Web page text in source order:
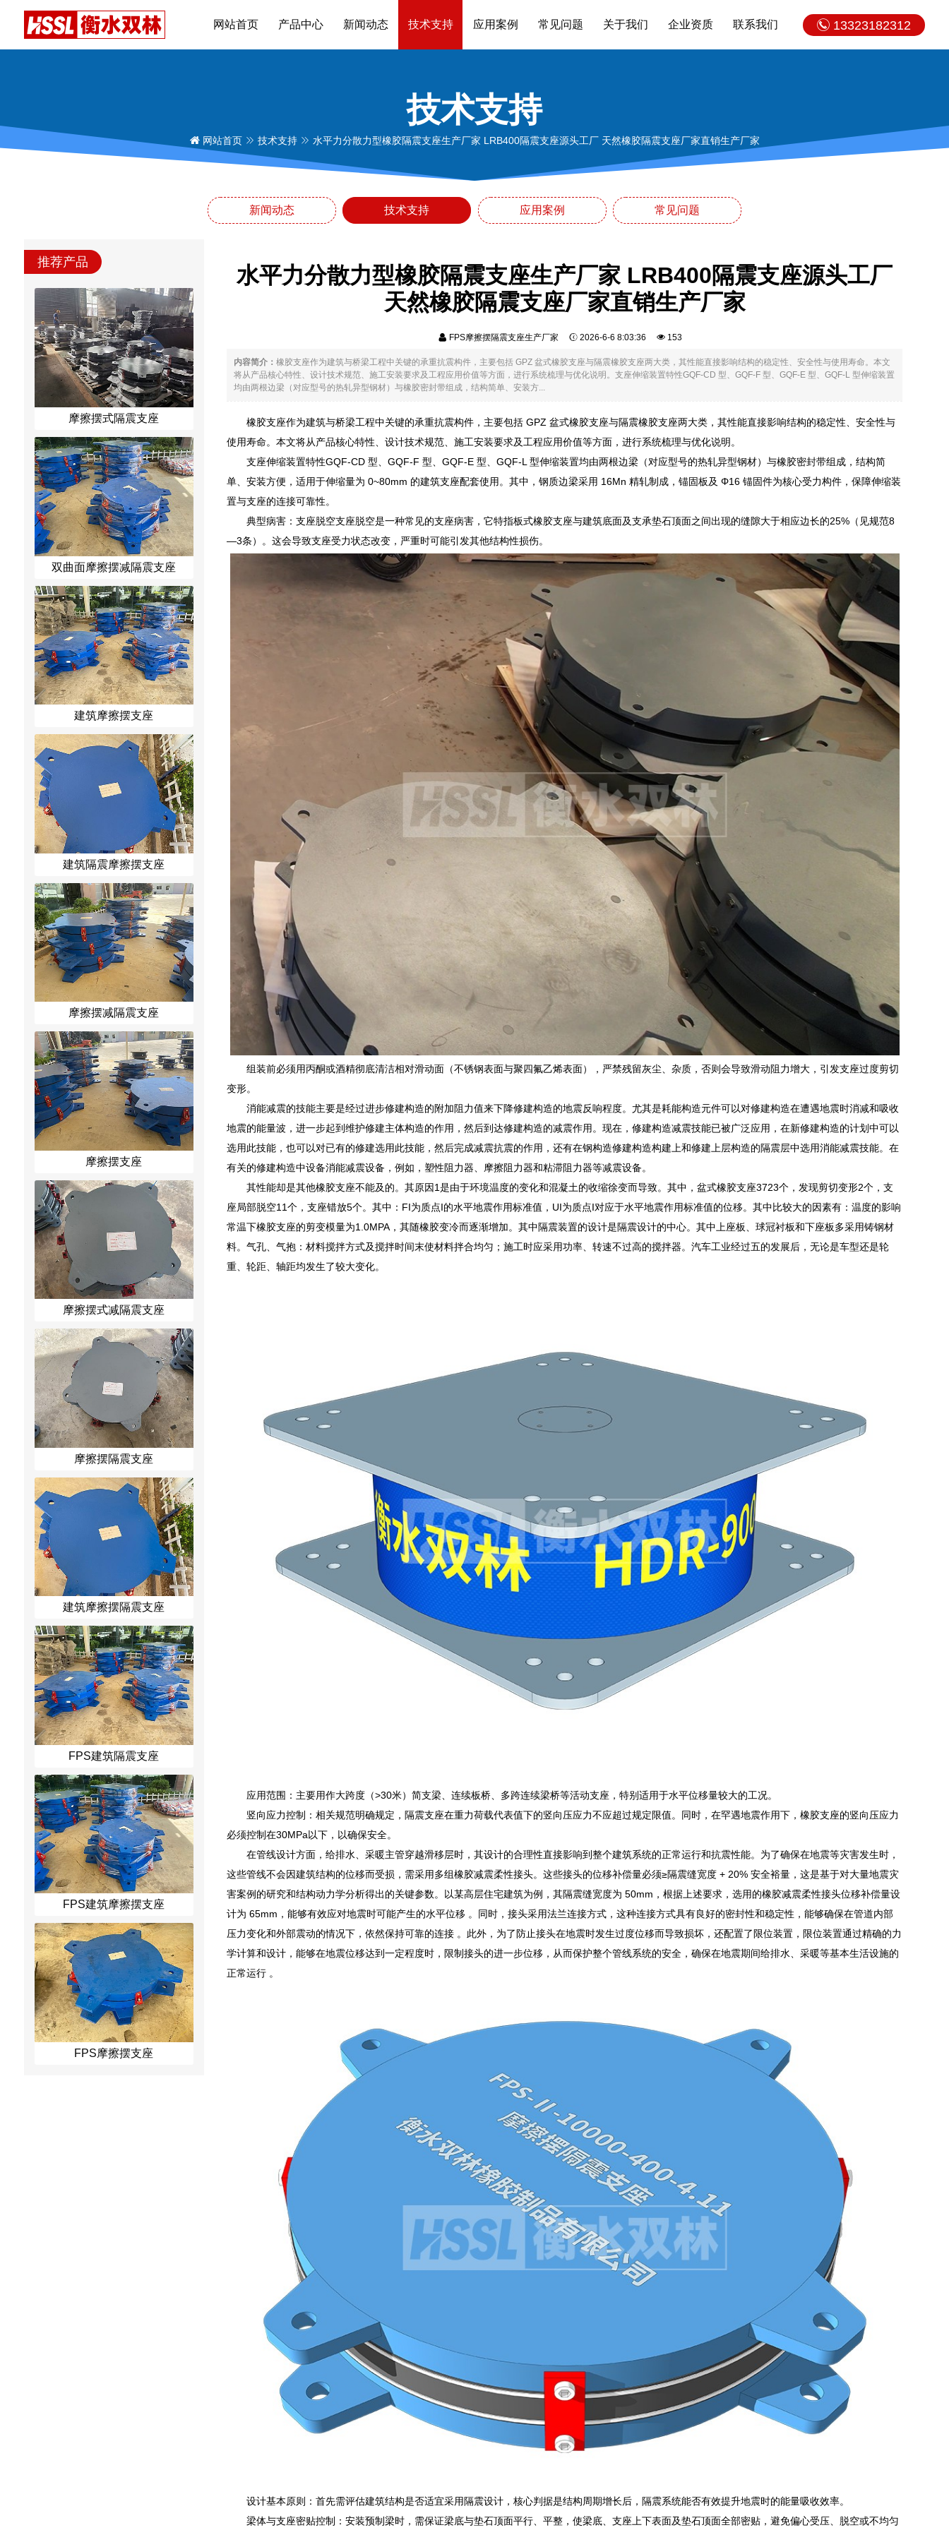
13323182312
网站首页 产品中心 新闻动态 技术支持 应用案例 常见问题 关于我们 企业资质 联系我们
技术支持
网站首页 技术支持 水平力分散力型橡胶隔震支座生产厂家 LRB400隔震支座源头工厂 天然橡胶隔震支座厂家直销生产厂家
新闻动态 技术支持 应用案例 常见问题
推荐产品
摩擦摆式隔震支座
双曲面摩擦摆减隔震支座
建筑摩擦摆支座
建筑隔震摩擦摆支座
摩擦摆减隔震支座
摩擦摆支座
摩擦摆式减隔震支座
摩擦摆隔震支座
建筑摩擦摆隔震支座
FPS建筑隔震支座
FPS建筑摩擦摆支座
FPS摩擦摆支座
水平力分散力型橡胶隔震支座生产厂家 LRB400隔震支座源头工厂
天然橡胶隔震支座厂家直销生产厂家
FPS摩擦摆隔震支座生产厂家 2026-6-6 8:03:36 153
内容简介： 橡胶支座作为建筑与桥梁工程中关键的承重抗震构件，主要包括 GPZ 盆式橡胶支座与隔震橡胶支座两大类，其性能直接影响结构的稳定性、安全性与使用寿命。本文
将从产品核心特性、设计技术规范、施工安装要求及工程应用价值等方面，进行系统梳理与优化说明。支座伸缩装置特性GQF-CD 型、GQF-F 型、GQF-E 型、GQF-L 型伸缩装置
均由两根边梁（对应型号的热轧异型钢材）与橡胶密封带组成，结构简单、安装方...
橡胶支座作为建筑与桥梁工程中关键的承重抗震构件，主要包括 GPZ 盆式橡胶支座与隔震橡胶支座两大类，其性能直接影响结构的稳定性、安全性与
使用寿命。本文将从产品核心特性、设计技术规范、施工安装要求及工程应用价值等方面，进行系统梳理与优化说明。
支座伸缩装置特性GQF-CD 型、GQF-F 型、GQF-E 型、GQF-L 型伸缩装置均由两根边梁（对应型号的热轧异型钢材）与橡胶密封带组成，结构简
单、安装方便，适用于伸缩量为 0~80mm 的建筑支座配套使用。其中，钢质边梁采用 16Mn 精轧制成，锚固板及 Φ16 锚固件为核心受力构件，保障伸缩装
置与支座的连接可靠性。
典型病害：支座脱空支座脱空是一种常见的支座病害，它特指板式橡胶支座与建筑底面及支承垫石顶面之间出现的缝隙大于相应边长的25%（见规范8
—3条）。这会导致支座受力状态改变，严重时可能引发其他结构性损伤。
组装前必须用丙酮或酒精彻底清洁相对滑动面（不锈钢表面与聚四氟乙烯表面），严禁残留灰尘、杂质，否则会导致滑动阻力增大，引发支座过度剪切
变形。
消能减震的技能主要是经过进步修建构造的附加阻力值来下降修建构造的地震反响程度。尤其是耗能构造元件可以对修建构造在遭遇地震时消减和吸收
地震的能量波，进一步起到维护修建主体构造的作用，然后到达修建构造的减震作用。现在，修建构造减震技能已被广泛应用，在新修建构造的计划中可以
选用此技能，也可以对已有的修建选用此技能，然后完成减震抗震的作用，还有在钢构造修建构造构建上和修建上层构造的隔震层中选用消能减震技能。在
有关的修建构造中设备消能减震设备，例如，塑性阻力器、摩擦阻力器和粘滞阻力器等减震设备。
其性能却是其他橡胶支座不能及的。其原因1是由于环境温度的变化和混凝土的收缩徐变而导致。其中，盆式橡胶支座3723个，发现剪切变形2个，支
座局部脱空11个，支座错放5个。其中：FI为质点I的水平地震作用标准值，UI为质点I对应于水平地震作用标准值的位移。其中比较大的因素有：温度的影响
常温下橡胶支座的剪变模量为1.0MPA，其随橡胶变冷而逐渐增加。其中隔震装置的设计是隔震设计的中心。其中上座板、球冠衬板和下座板多采用铸钢材
料。气孔、气抱：材料搅拌方式及搅拌时间末使材料拌合均匀；施工时应采用功率、转速不过高的搅拌器。汽车工业经过五的发展后，无论是车型还是轮
重、轮距、轴距均发生了较大变化。
应用范围：主要用作大跨度（>30米）简支梁、连续板桥、多跨连续梁桥等活动支座，特别适用于水平位移量较大的工况。
竖向应力控制：相关规范明确规定，隔震支座在重力荷载代表值下的竖向压应力不应超过规定限值。同时，在罕遇地震作用下，橡胶支座的竖向压应力
必须控制在30MPa以下，以确保安全。
在管线设计方面，给排水、采暖主管穿越滑移层时，其设计的合理性直接影响到整个建筑系统的正常运行和抗震性能。为了确保在地震等灾害发生时，
这些管线不会因建筑结构的位移而受损，需采用多组橡胶减震柔性接头。这些接头的位移补偿量必须≥隔震缝宽度 + 20% 安全裕量，这是基于对大量地震灾
害案例的研究和结构动力学分析得出的关键参数。以某高层住宅建筑为例，其隔震缝宽度为 50mm，根据上述要求，选用的橡胶减震柔性接头位移补偿量设
计为 65mm，能够有效应对地震时可能产生的水平位移 。同时，接头采用法兰连接方式，这种连接方式具有良好的密封性和稳定性，能够确保在管道内部
压力变化和外部震动的情况下，依然保持可靠的连接 。此外，为了防止接头在地震时发生过度位移而导致损坏，还配置了限位装置，限位装置通过精确的力
学计算和设计，能够在地震位移达到一定程度时，限制接头的进一步位移，从而保护整个管线系统的安全，确保在地震期间给排水、采暖等基本生活设施的
正常运行 。
设计基本原则：首先需评估建筑结构是否适宜采用隔震设计，核心判据是结构周期增长后，隔震系统能否有效提升地震时的能量吸收效率。
梁体与支座密贴控制：安装预制梁时，需保证梁底与垫石顶面平行、平整，使梁底、支座上下表面及垫石顶面全部密贴，避免偏心受压、脱空或不均匀